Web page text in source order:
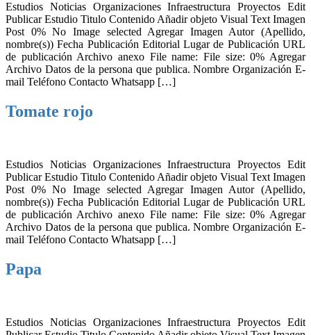
Estudios Noticias Organizaciones Infraestructura Proyectos Edit
Publicar Estudio Titulo Contenido Añadir objeto Visual Text Imagen
Post 0% No Image selected Agregar Imagen Autor (Apellido,
nombre(s)) Fecha Publicación Editorial Lugar de Publicación URL
de publicación Archivo anexo File name: File size: 0% Agregar
Archivo Datos de la persona que publica. Nombre Organización E-
mail Teléfono Contacto Whatsapp […]
Tomate rojo
Estudios Noticias Organizaciones Infraestructura Proyectos Edit
Publicar Estudio Titulo Contenido Añadir objeto Visual Text Imagen
Post 0% No Image selected Agregar Imagen Autor (Apellido,
nombre(s)) Fecha Publicación Editorial Lugar de Publicación URL
de publicación Archivo anexo File name: File size: 0% Agregar
Archivo Datos de la persona que publica. Nombre Organización E-
mail Teléfono Contacto Whatsapp […]
Papa
Estudios Noticias Organizaciones Infraestructura Proyectos Edit